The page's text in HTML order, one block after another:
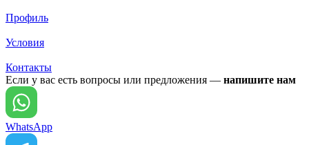
Профиль
Условия
Контакты
Если у вас есть вопросы или предложения — напишите нам
WhatsApp